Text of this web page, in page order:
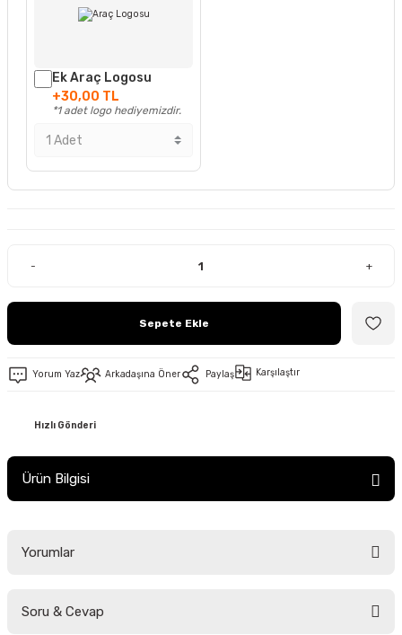
Ek Araç Logosu
+30,00 TL
*1 adet logo hediyemizdir.
- +
Sepete Ekle
Yorum Yaz Arkadaşına Öner Paylaş Karşılaştır
Hızlı Gönderi
Ürün Bilgisi
Yorumlar
Soru & Cevap